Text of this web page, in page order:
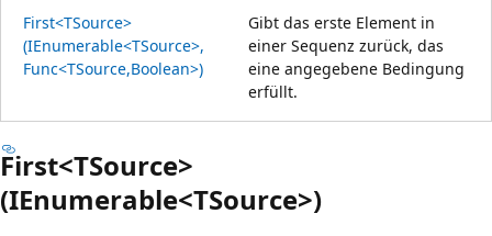
First<TSource>
(IEnumerable<TSource>,
Func<TSource,Boolean>)
Gibt das erste Element in
einer Sequenz zurück, das
eine angegebene Bedingung
erfüllt.
First<TSource>
(IEnumerable<TSource>)